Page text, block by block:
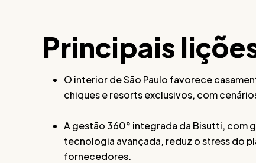
Principais
O interior de São Paulo favorece
chiques e resorts exclusivos, com
A gestão 360° integrada da Bisutti, com
tecnologia avançada, reduz o stress do
fornecedores.